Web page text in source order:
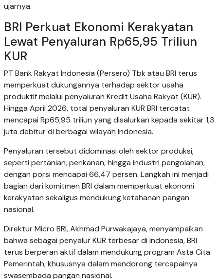
ujarnya.
BRI Perkuat Ekonomi Kerakyatan
Lewat Penyaluran Rp65,95 Triliun
KUR
PT Bank Rakyat Indonesia (Persero) Tbk atau BRI terus
memperkuat dukungannya terhadap sektor usaha
produktif melalui penyaluran Kredit Usaha Rakyat (KUR).
Hingga April 2026, total penyaluran KUR BRI tercatat
mencapai Rp65,95 triliun yang disalurkan kepada sekitar 1,3
juta debitur di berbagai wilayah Indonesia.
Penyaluran tersebut didominasi oleh sektor produksi,
seperti pertanian, perikanan, hingga industri pengolahan,
dengan porsi mencapai 66,47 persen. Langkah ini menjadi
bagian dari komitmen BRI dalam memperkuat ekonomi
kerakyatan sekaligus mendukung ketahanan pangan
nasional.
Direktur Micro BRI, Akhmad Purwakajaya, menyampaikan
bahwa sebagai penyalur KUR terbesar di Indonesia, BRI
terus berperan aktif dalam mendukung program Asta Cita
Pemerintah, khususnya dalam mendorong tercapainya
swasembada pangan nasional.